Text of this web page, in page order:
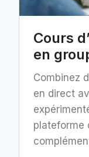
Cours
en
Combinez
en direct
plateforme